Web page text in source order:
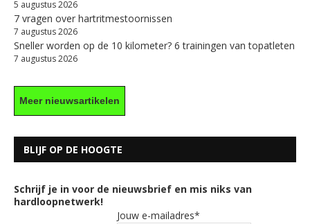
5 augustus 2026
7 vragen over hartritmestoornissen
7 augustus 2026
Sneller worden op de 10 kilometer? 6 trainingen van topatleten
7 augustus 2026
Meer nieuwsartikelen
BLIJF OP DE HOOGTE
Schrijf je in voor de nieuwsbrief en mis niks van
hardloopnetwerk!
Jouw e-mailadres*